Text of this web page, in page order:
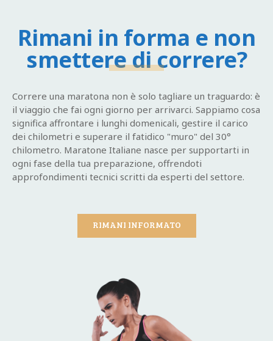
Rimani in forma e non
smettere di correre?
Correre una maratona non è solo tagliare un traguardo: è
il viaggio che fai ogni giorno per arrivarci. Sappiamo cosa
significa affrontare i lunghi domenicali, gestire il carico
dei chilometri e superare il fatidico "muro" del 30°
chilometro. Maratone Italiane nasce per supportarti in
ogni fase della tua preparazione, offrendoti
approfondimenti tecnici scritti da esperti del settore.
RIMANI INFORMATO